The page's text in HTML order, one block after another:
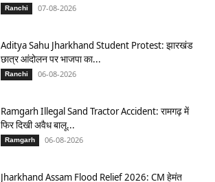
Ranchi 07-08-2026
Aditya Sahu Jharkhand Student Protest: झारखंड
छात्र आंदोलन पर भाजपा का...
Ranchi 06-08-2026
Ramgarh Illegal Sand Tractor Accident: रामगढ़ में
फिर दिखी अवैध बालू...
Ramgarh 06-08-2026
Jharkhand Assam Flood Relief 2026: CM हेमंत